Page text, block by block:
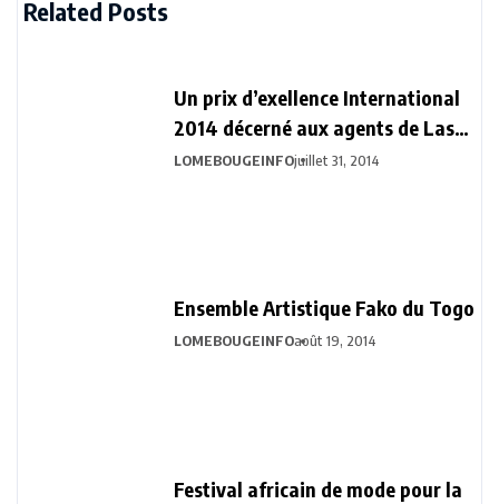
Related Posts
Un prix d’exellence International
2014 décerné aux agents de Last
Handling
LOMEBOUGEINFOjuillet 31, 2014
Ensemble Artistique Fako du Togo
LOMEBOUGEINFOaoût 19, 2014
Festival africain de mode pour la